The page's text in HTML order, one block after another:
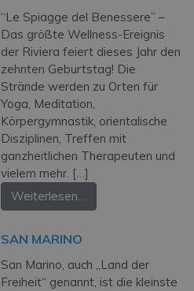
“Le Spiagge del Benessere” –
Das größte Wellness-Ereignis
der Riviera feiert dieses Jahr den
zehnten Geburtstag! Die
Strände werden zu Orten für
Yoga, Meditation,
Körpergymnastik, orientalische
Disziplinen, Treffen mit
ganzheitlichen Therapeuten und
vielem mehr. […]
Weiterlesen…
SAN MARINO
San Marino, auch „Land der
Freiheit“ genannt, ist die kleinste